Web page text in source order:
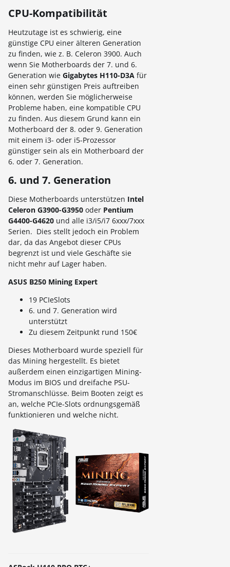
CPU-Kompatibilität
Heutzutage ist es schwierig, eine
günstige CPU einer älteren Generation
zu finden, wie z. B. Celeron 3900. Auch
wenn Sie Motherboards der 7. und 6.
Generation wie Gigabytes H110-D3A für
einen sehr günstigen Preis auftreiben
können, werden Sie möglicherweise
Probleme haben, eine kompatible CPU
zu finden. Aus diesem Grund kann ein
Motherboard der 8. oder 9. Generation
mit einem i3- oder i5-Prozessor
günstiger sein als ein Motherboard der
6. oder 7. Generation.
6. und 7. Generation
Diese Motherboards unterstützen Intel
Celeron G3900-G3950 oder Pentium
G4400-G4620 und alle i3/i5/i7 6xxx/7xxx
Serien. Dies stellt jedoch ein Problem
dar, da das Angebot dieser CPUs
begrenzt ist und viele Geschäfte sie
nicht mehr auf Lager haben.
ASUS B250 Mining Expert
19 PCIeSlots
6. und 7. Generation wird
unterstützt
Zu diesem Zeitpunkt rund 150€
Dieses Motherboard wurde speziell für
das Mining hergestellt. Es bietet
außerdem einen einzigartigen Mining-
Modus im BIOS und dreifache PSU-
Stromanschlüsse. Beim Booten zeigt es
an, welche PCIe-Slots ordnungsgemäß
funktionieren und welche nicht.